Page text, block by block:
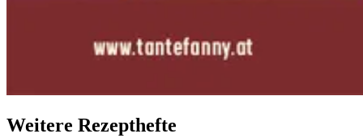
Weitere Rezepthefte